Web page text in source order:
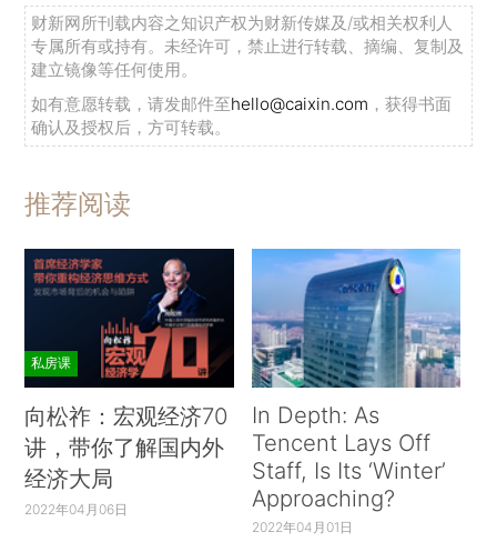
望”、“中国经济新动能”，针对探讨2022年全球的
增长前景，展望世界主要经济体复苏面临的分化和
挑战，以及在百年未有之大变局下，国际形势和国
内国际双循环新发展格局。同时，峰会还举行多场
专题会议，加深领会和研讨一系列相关主题，包括
全球资产管理，以及构建医药新关系等。
新加坡分会场立足亚洲视野，纵论中国、亚洲
和世界在经济、金融和全球治理领域的广泛合作前
景。探讨主题涵盖中国的双碳计划与能源平衡、亚
洲可持续发展挑战，聚焦科技监管，以及投资中国
瑞杰、新加坡金融管理局助理常务董事（科技）
Vincent Loy等嘉宾发表观点，与北京会场实现云
交流和深碰撞。
财新网所刊载内容之知识产权为财新传媒及/或相关权利人
专属所有或持有。未经许可，禁止进行转载、摘编、复制及
建立镜像等任何使用。
如有意愿转载，请发邮件至hello@caixin.com ，获得书面
确认及授权后，方可转载。
推荐阅读
私房课
向松祚：宏观经济70
讲，带你了解国内外
经济大局
2022年04月06日
In Depth: As
Tencent Lays Off
Staff, Is Its ‘Winter’
Approaching?
2022年04月01日